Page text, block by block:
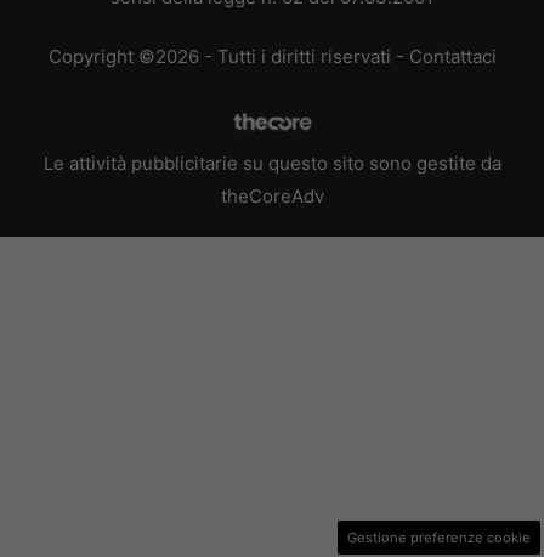
Copyright ©2026 - Tutti i diritti riservati - Contattaci
Le attività pubblicitarie su questo sito sono gestite da
theCoreAdv
Gestione preferenze cookie